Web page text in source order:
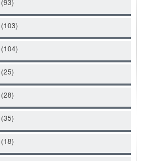
(93)
(103)
(104)
(25)
(28)
(35)
(18)